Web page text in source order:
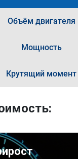
Объём двигателя
Мощность
Крутящий момент